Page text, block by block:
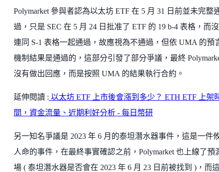
Polymarket 參與者認為以太坊 ETF 在 5 月 31 日前並未完整
過，只是 SEC 在 5 月 24 日批准了 ETF 的 19 b-4 表格，而
連同 S-1 表格一起通過，故應視為不通過，但依 UMA 的預
機制結果是通過的，這部分引發了部分爭議，最終
沒有做出回應，而是按照 UMA 的結果執行合約。
延伸閱讀 : 以太坊 ETF 上市後會漲到多少？ ETH ETF 上架
間，資金流量、近期利好分析 - 每日幣研
另一知名爭議是 2023 年 6 月的泰坦潛水器事件，這是一件
人命的事件，在最終事實確認之前，Polymarket 也上線了預
場 ( 泰坦潛水器是否會在 2023 年 6 月 23 日前被找到 )，而